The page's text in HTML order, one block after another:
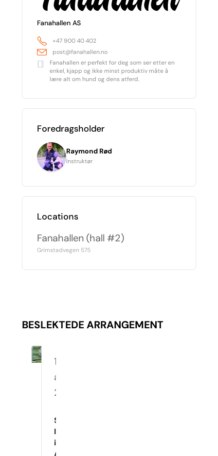
Fanahallen AS
+47 900 40 402
post@fanahallen.no
Fanahallen er perfekt for deg som ser etter en
enkel, kjapp og ikke minst produktiv måte å
lære alt om hund og dens atferd.
Foredragsholder
Raymond Rød
Instruktør
Locations
Fanahallen (hall #2)
Grimstadvegen 575
BESLEKTEDE ARRANGEMENT
10.
august
2026
Spennende
Innetrening
i
Agility